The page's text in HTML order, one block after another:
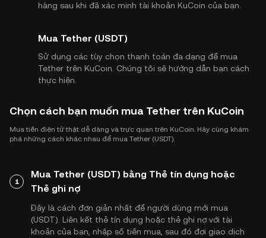
hàng sau khi đã xác minh tài khoản KuCoin của bạn.
Mua Tether (USDT)
Sử dụng các tùy chọn thanh toán đa dạng để mua
Tether trên KuCoin. Chúng tôi sẽ hướng dẫn bạn cách
thực hiện.
Chọn cách bạn muốn mua Tether trên KuCoin
Mua tiền điện tử thật dễ dàng và trực quan trên KuCoin. Hãy cùng khám
phá những cách khác nhau để mua Tether (USDT).
1
Mua Tether (USDT) bằng Thẻ tín dụng hoặc
Thẻ ghi nợ
Đây là cách đơn giản nhất để người dùng mới mua
(USDT). Liên kết thẻ tín dụng hoặc thẻ ghi nợ với tài
khoản của bạn, nhập số tiền mua, sau đó đợi giao dịch